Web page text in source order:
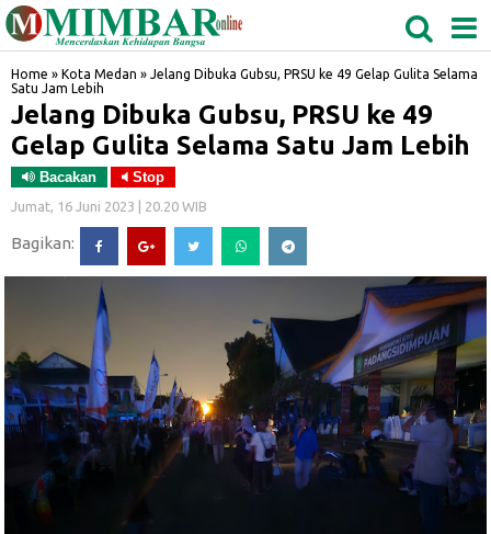
BIDANGRO
Home » Kota Medan » Jelang Dibuka Gubsu, PRSU ke 49 Gelap Gulita Selama
Satu Jam Lebih
Jelang Dibuka Gubsu, PRSU ke 49
Gelap Gulita Selama Satu Jam Lebih
Bacakan Stop
Jumat, 16 Juni 2023 | 20.20 WIB
Bagikan: